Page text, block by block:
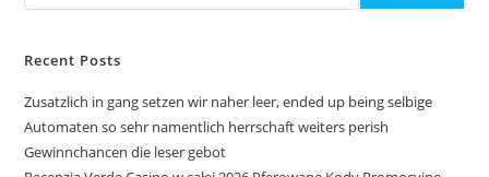
Recent Posts
Zusatzlich in gang setzen wir naher leer, ended up being selbige
Automaten so sehr namentlich herrschaft weiters perish
Gewinnchancen die leser gebot